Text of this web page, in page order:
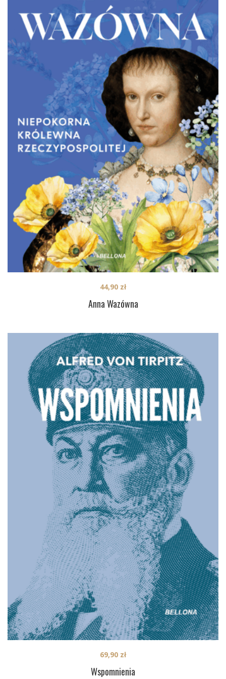
Anna Wazówna
44,90 zł
Wspomnienia
69,90 zł